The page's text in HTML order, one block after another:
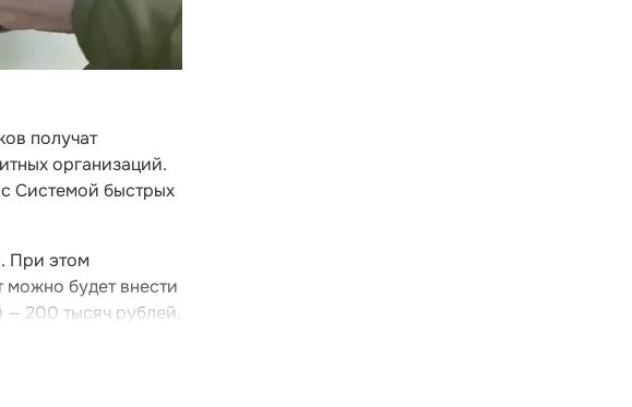
получат
организаций.
с Системой быстрых
При этом
можно будет внести
— 200 тысяч рублей.